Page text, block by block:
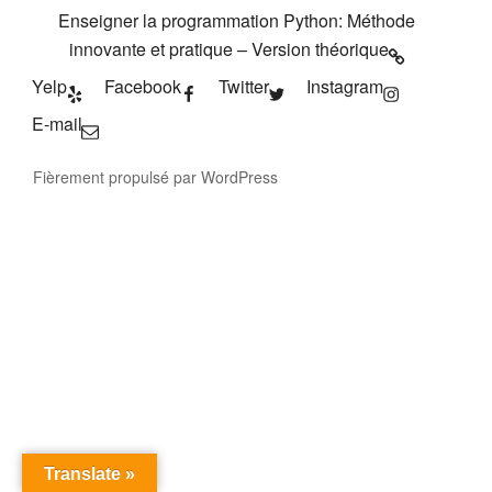
Enseigner la programmation Python: Méthode
innovante et pratique – Version théorique
Yelp
Facebook Twitter
Instagram
E-mail
Fièrement propulsé par WordPress
Translate »